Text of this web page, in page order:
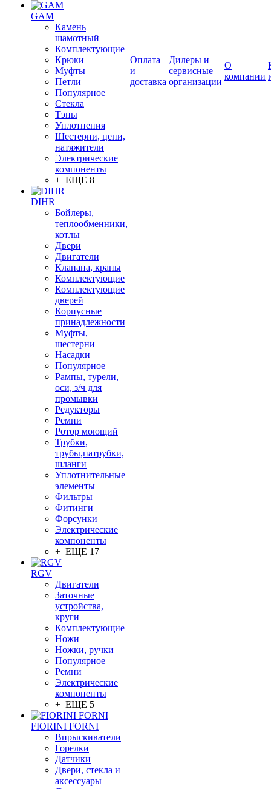
GAM
Камень
шамотный
Комплектующие
Крюки
Муфты
Петли
Популярное
Стекла
Тэны
Уплотнения
Шестерни, цепи,
натяжители
Электрические
компоненты
+ ЕЩЕ 8
DIHR
Бойлеры,
теплообменники,
котлы
Двери
Двигатели
Клапана, краны
Комплектующие
Комплектующие
дверей
Корпусные
принадлежности
Муфты,
шестерни
Насадки
Популярное
Рампы, турели,
оси, з/ч для
промывки
Редукторы
Ремни
Ротор моющий
Трубки,
трубы,патрубки,
шланги
Уплотнительные
элементы
Фильтры
Фитинги
Форсунки
Электрические
компоненты
+ ЕЩЕ 17
RGV
Двигатели
Заточные
устройства,
круги
Комплектующие
Ножи
Ножки, ручки
Популярное
Ремни
Электрические
компоненты
+ ЕЩЕ 5
FIORINI FORNI
Впрыскиватели
Горелки
Датчики
Двери, стекла и
аксессуары
Оплата
и
доставка
Дилеры и
сервисные
организации
О
компании